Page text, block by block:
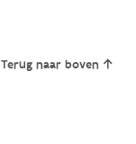
Terug naar boven